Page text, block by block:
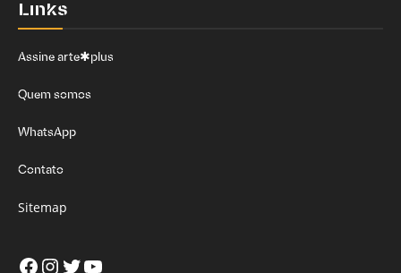
Links
Assine arte✱plus
Quem somos
WhatsApp
Contato
Sitemap
Facebook
Instagram
Twitter
Youtube